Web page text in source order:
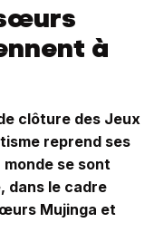
à
clôture des Jeux
reprend ses
se sont
dans le cadre
Mujinga et